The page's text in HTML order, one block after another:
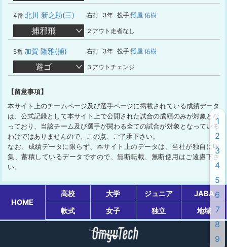
4番 北川 新之助(三) 右打 3年 投手:照屋 佑樹
捕邪飛 ２アウト走者なし
5番 加賀 隆雅(捕) 右打 3年 投手:照屋 佑樹
遊ゴ ３アウトチェンジ
【留意事項】
本サイト上のチームページ及び選手ページに掲載されている成績データ
は、公式記録として本サイト上で公開された試合の成績のみが対象とな
っており、当該チーム及び選手が関わる全ての試合が対象となっている
わけではありませんので、この点、ご了承下さい。
なお、成績データに限らず、本サイト上のデータは、当社が独自に収
集、蓄積しているデータですので、無断転載、無断使用はご遠慮下さ
い。
HOME
高校 大学 ジュニア
JABA
軟式
女子 独立 地域
1
2
3
4
5
6
7
8
9